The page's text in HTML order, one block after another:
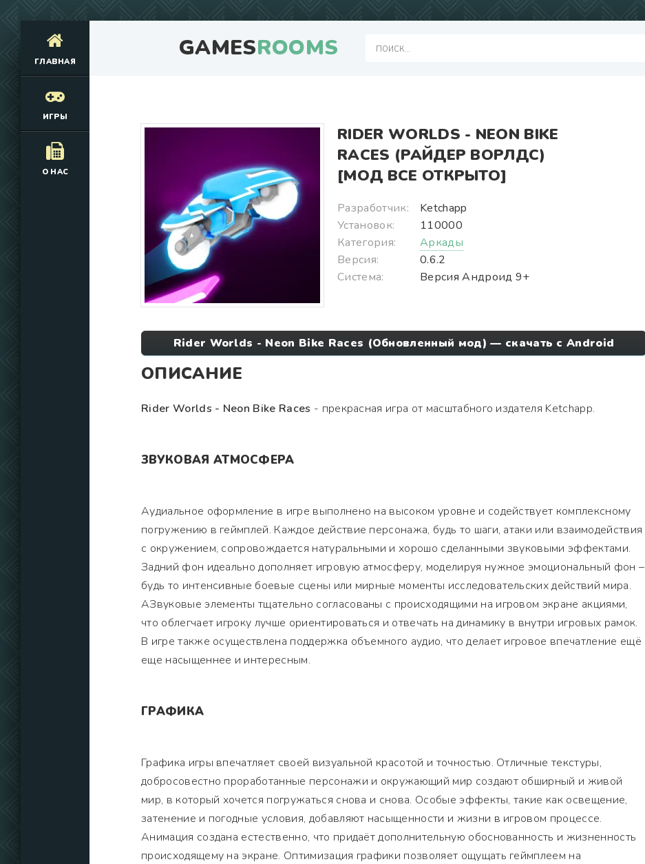
GAMESROOMS
ГЛАВНАЯ
ИГРЫ
О НАС
RIDER WORLDS - NEON BIKE
RACES (РАЙДЕР ВОРЛДС)
[МОД ВСЕ ОТКРЫТО]
Разработчик:
Ketchapp
Установок:
110000
Категория:
Аркады
Версия:
0.6.2
Система:
Версия Андроид 9+
Rider Worlds - Neon Bike Races (Обновленный мод) — скачать с Android
ОПИСАНИЕ
Rider Worlds - Neon Bike Races - прекрасная игра от масштабного издателя Ketchapp.
ЗВУКОВАЯ АТМОСФЕРА
Аудиальное оформление в игре выполнено на высоком уровне и содействует комплексному
погружению в геймплей. Каждое действие персонажа, будь то шаги, атаки или взаимодействия
с окружением, сопровождается натуральными и хорошо сделанными звуковыми эффектами.
Задний фон идеально дополняет игровую атмосферу, моделируя нужное эмоциональный фон –
будь то интенсивные боевые сцены или мирные моменты исследовательских действий мира.
АЗвуковые элементы тщательно согласованы с происходящими на игровом экране акциями,
что облегчает игроку лучше ориентироваться и отвечать на динамику в внутри игровых рамок.
В игре также осуществлена поддержка объемного аудио, что делает игровое впечатление ещё
еще насыщеннее и интересным.
ГРАФИКА
Графика игры впечатляет своей визуальной красотой и точностью. Отличные текстуры,
добросовестно проработанные персонажи и окружающий мир создают обширный и живой
мир, в который хочется погружаться снова и снова. Особые эффекты, такие как освещение,
затенение и погодные условия, добавляют насыщенности и жизни в игровом процессе.
Анимация создана естественно, что придаёт дополнительную обоснованность и жизненность
происходящему на экране. Оптимизация графики позволяет ощущать геймплеем на